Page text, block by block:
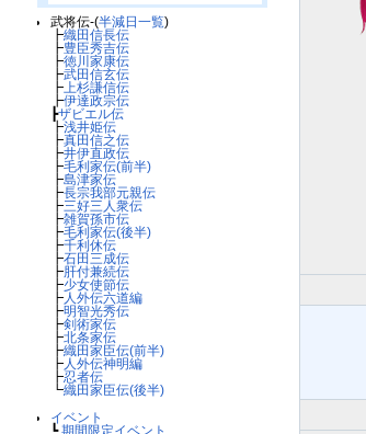
武将伝-(半減日一覧)
┣織田信長伝
┣豊臣秀吉伝
┣徳川家康伝
┣武田信玄伝
┣上杉謙信伝
┣伊達政宗伝
┣ザビエル伝
┣浅井姫伝
┣真田信之伝
┣井伊直政伝
┣毛利家伝(前半)
┣島津家伝
┣長宗我部元親伝
┣三好三人衆伝
┣雑賀孫市伝
┣毛利家伝(後半)
┣千利休伝
┣石田三成伝
┣肝付兼続伝
┣少女使節伝
┣人外伝六道編
┣明智光秀伝
┣剣術家伝
┣北条家伝
┣織田家臣伝(前半)
┣人外伝神明編
┣忍者伝
┗織田家臣伝(後半)
イベント
┗期間限定イベント